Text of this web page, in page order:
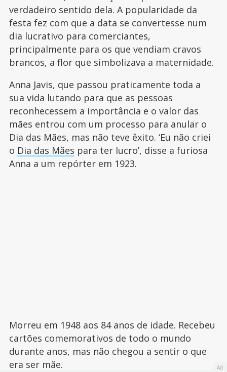
verdadeiro sentido dela. A popularidade da
festa fez com que a data se convertesse num
dia lucrativo para comerciantes,
principalmente para os que vendiam cravos
brancos, a flor que simbolizava a maternidade.
Anna Javis, que passou praticamente toda a
sua vida lutando para que as pessoas
reconhecessem a importância e o valor das
mães entrou com um processo para anular o
Dia das Mães, mas não teve êxito. ‘Eu não criei
o Dia das Mães para ter lucro’, disse a furiosa
Anna a um repórter em 1923.
Morreu em 1948 aos 84 anos de idade. Recebeu
cartões comemorativos de todo o mundo
durante anos, mas não chegou a sentir o que
era ser mãe.
Ad